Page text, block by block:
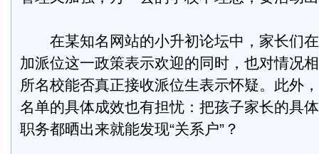
在某知名网站的小升初论坛中，家长们在
加派位这一政策表示欢迎的同时，也对情况
所名校能否真正接收派位生表示怀疑。此外
名单的具体成效也有担忧：把孩子家长的具
职务都晒出来就能发现“关系户”？